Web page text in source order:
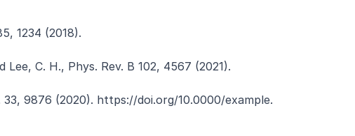
1234 (2018).
Lee, C. H., Phys. Rev. B 102, 4567 (2021).
9876 (2020). https://doi.org/10.0000/example.